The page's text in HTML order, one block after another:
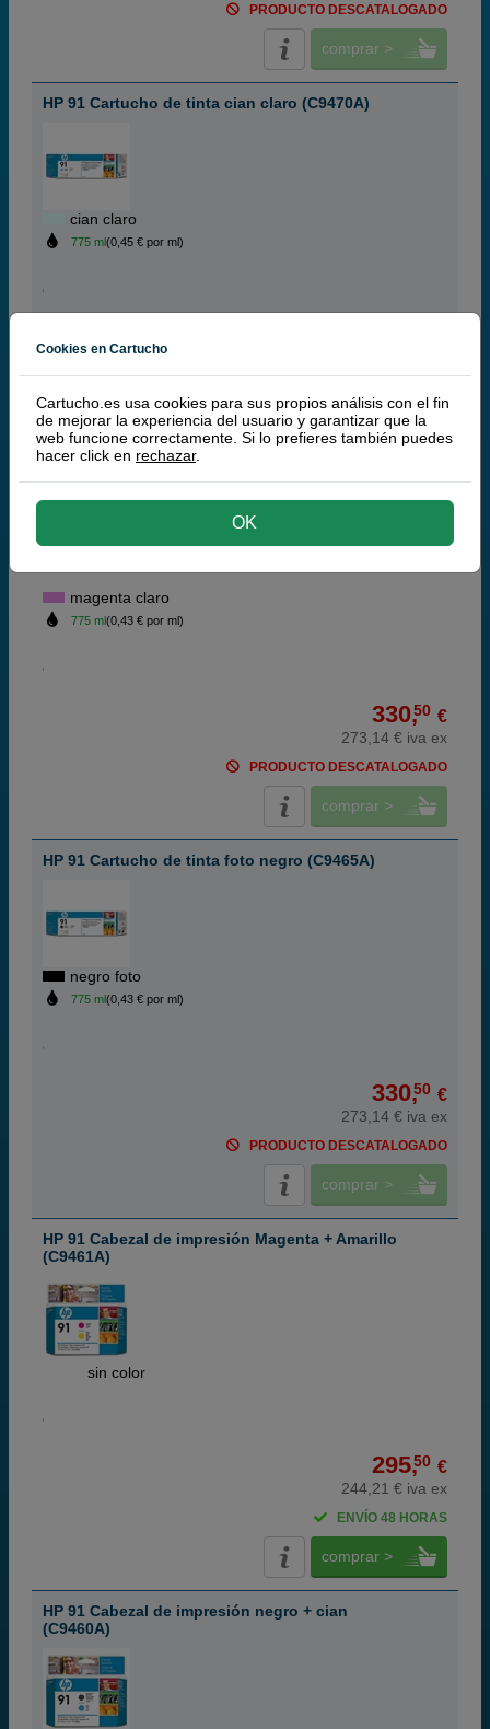
PRODUCTO DESCATALOGADO
comprar >
HP 91 Cartucho de tinta cian claro (C9470A)
cian claro
775 ml(0,45 € por ml)
comprar >
HP 91 Cartucho de tinta magenta claro (C9471A)
magenta claro
775 ml(0,43 € por ml)
330,50 €
273,14 € iva ex
PRODUCTO DESCATALOGADO
comprar >
HP 91 Cartucho de tinta foto negro (C9465A)
negro foto
775 ml(0,43 € por ml)
330,50 €
273,14 € iva ex
PRODUCTO DESCATALOGADO
comprar >
HP 91 Cabezal de impresión Magenta + Amarillo
(C9461A)
sin color
295,50 €
244,21 € iva ex
ENVÍO 48 HORAS
comprar >
HP 91 Cabezal de impresión negro + cian
(C9460A)
Cookies en Cartucho
Cartucho.es usa cookies para sus propios análisis con el fin
de mejorar la experiencia del usuario y garantizar que la
web funcione correctamente. Si lo prefieres también puedes
hacer click en rechazar.
OK